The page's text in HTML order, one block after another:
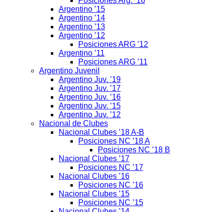
Argentino ’15
Argentino ’14
Argentino ’13
Argentino ’12
Posiciones ARG ’12
Argentino ’11
Posiciones ARG ’11
Argentino Juvenil
Argentino Juv. ’19
Argentino Juv. ’17
Argentino Juv. ’16
Argentino Juv. ’15
Argentino Juv. ’12
Nacional de Clubes
Nacional Clubes ’18 A-B
Posiciones NC ’18 A
Posiciones NC ’18 B
Nacional Clubes ’17
Posiciones NC ’17
Nacional Clubes ’16
Posiciones NC ’16
Nacional Clubes ’15
Posiciones NC ’15